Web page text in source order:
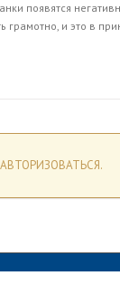
появятся
грамотно, и это в